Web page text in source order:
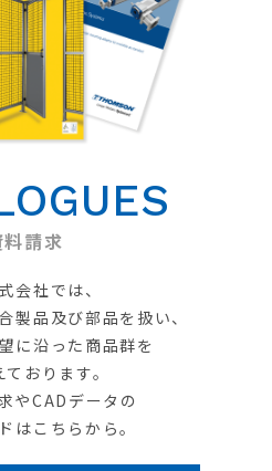
料請求
会社では、
製品及び部品を扱い、
に沿った商品群を
おります。
やCADデータの
はこちらから。